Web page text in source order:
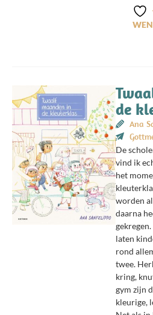
de
Ana
De
vind ik
het
worden
daarna
laten
rond
twee.
kring,
gym zijn
kleurige,